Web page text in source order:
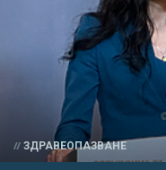
ЗДРАВЕОПАЗВАНЕ